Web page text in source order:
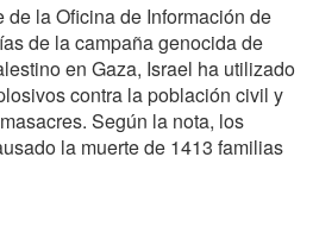
la Oficina de Información de
de la campaña genocida de
en Gaza, Israel ha utilizado
contra la población civil y
Según la nota, los
la muerte de 1413 familias